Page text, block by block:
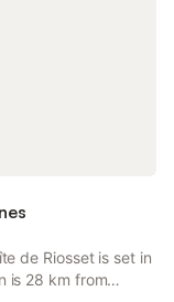
de Riosset is set in
is 28 km from